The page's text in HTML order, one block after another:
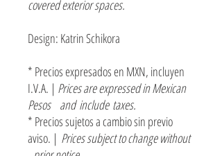
covered exterior spaces.
Design: Katrin Schikora
* Precios expresados en MXN, incluyen
I.V.A. | Prices are expressed in Mexican
Pesos and include taxes.
* Precios sujetos a cambio sin previo
aviso. | Prices subject to change without